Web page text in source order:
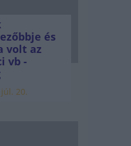
és
volt az
vb -
20.